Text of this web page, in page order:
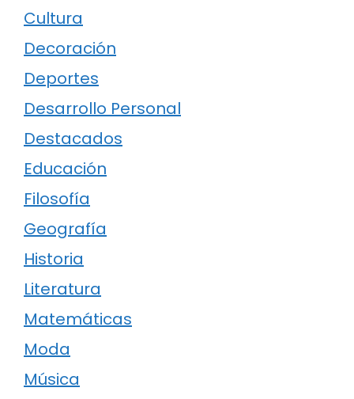
Cultura
Decoración
Deportes
Desarrollo Personal
Destacados
Educación
Filosofía
Geografía
Historia
Literatura
Matemáticas
Moda
Música